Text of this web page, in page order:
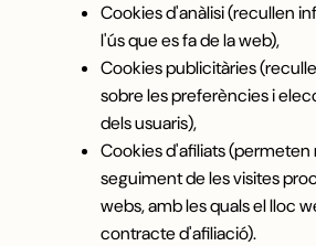
Cookies d'anàlisi (recullen
l'ús que es fa de la web),
Cookies publicitàries
sobre les preferències i
dels usuaris),
Cookies d'afiliats (permeten
seguiment de les visites
webs, amb les quals el lloc
contracte d'afiliació).